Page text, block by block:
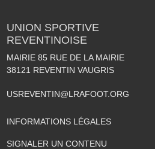
UNION SPORTIVE
REVENTINOISE
MAIRIE 85 RUE DE LA MAIRIE
38121 REVENTIN VAUGRIS
USREVENTIN@LRAFOOT.ORG
INFORMATIONS LÉGALES
SIGNALER UN CONTENU